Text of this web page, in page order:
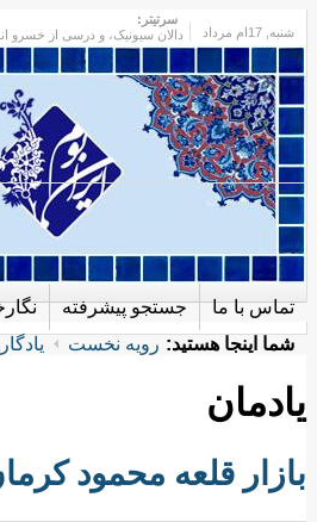
شنبه
سرتیتر:
دالان سیونیک، و درسی از خسرو
جستجو پیشرفته تماس با ما
شما اینجا هستید: رویه نخست
یادمان
بازار قلعه محمود